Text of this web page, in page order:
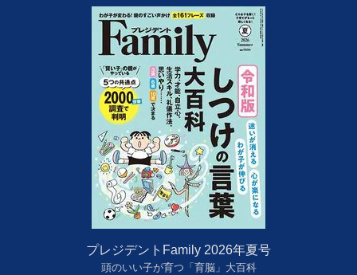
プレジデントFamily 2026年夏号
頭のいい子が育つ「育脳」大百科